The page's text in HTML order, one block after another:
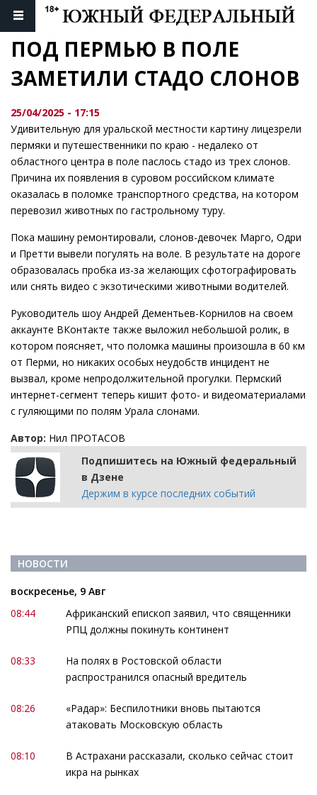
ПОД ПЕРМЬЮ В ПОЛЕ
ЗАМЕТИЛИ СТАДО СЛОНОВ
25/04/2025 - 17:15
Удивительную для уральской местности картину лицезрели
пермяки и путешественники по краю - недалеко от
областного центра в поле паслось стадо из трех слонов.
Причина их появления в суровом российском климате
оказалась в поломке транспортного средства, на котором
перевозил животных по гастрольному туру.
Пока машину ремонтировали, слонов-девочек Марго, Одри
и Претти вывели погулять на воле. В результате на дороге
образовалась пробка из-за желающих сфотографировать
или снять видео с экзотическими животными водителей.
Руководитель шоу Андрей Дементьев-Корнилов на своем
аккаунте ВКонтакте также выложил небольшой ролик, в
котором поясняет, что поломка машины произошла в 60 км
от Перми, но никаких особых неудобств инцидент не
вызвал, кроме непродолжительной прогулки. Пермский
интернет-сегмент теперь кишит фото- и видеоматериалами
с гуляющими по полям Урала слонами.
Автор: Нил ПРОТАСОВ
Подпишитесь на Южный федеральный
в Дзене
Держим в курсе последних событий
НОВОСТИ
воскресенье, 9 Авг
08:44
Африканский епископ заявил, что священники
РПЦ должны покинуть континент
08:33
На полях в Ростовской области
распространился опасный вредитель
08:26
«Радар»: Беспилотники вновь пытаются
атаковать Московскую область
08:10
В Астрахани рассказали, сколько сейчас стоит
икра на рынках